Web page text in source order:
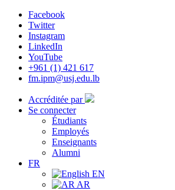
Facebook
Twitter
Instagram
LinkedIn
YouTube
+961 (1) 421 617
fm.ipm@usj.edu.lb
Accréditée par
Se connecter
Étudiants
Employés
Enseignants
Alumni
FR
EN
AR